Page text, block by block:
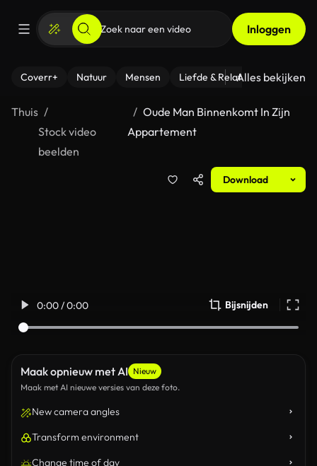
Inloggen
Coverr+ Natuur Mensen Liefde & Relaties - Fitness
Alles bekijken
Thuis
Stock video
beelden
Oude Man Binnenkomt In Zijn
Appartement
Download
0:00 / 0:00 Bijsnijden
Maak opnieuw met AI Nieuw
Maak met AI nieuwe versies van deze foto.
New camera angles
Transform environment
Change time of day